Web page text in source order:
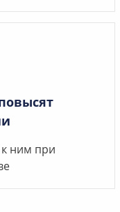
ним при